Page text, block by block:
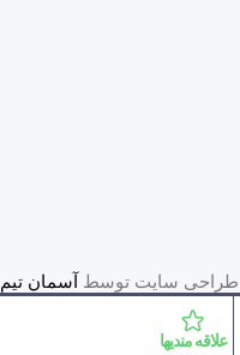
علاقه مندیها
طراحی سایت توسط آسمان تیم